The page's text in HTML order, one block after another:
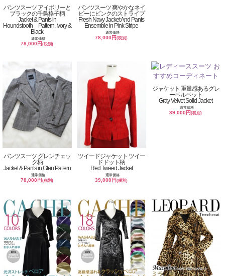
パンツスーツ アイボリーと
ブラックの千鳥格子柄
Jacket & Pants in
Houndstooth Pattern, Ivory &
Black
通常価格
78,000円(税別)
パンツスーツ 爽やかなネイ
ビーにピンクのストライプ
Fresh Navy Jacket And Pants
Ensemble in Pink Stripe
通常価格
78,000円(税別)
パンツスーツ グレンチェッ
ク柄
Jacket & Pants in Glen Pattern
通常価格
78,000円(税別)
ツイードジャケット ツイー
ドドット柄
Red Tweed Jacket
通常価格
39,000円(税別)
ジャケット 重量感あるグレ
ーベルベット
Gray Velvet Solid Jacket
通常価格
39,000円(税別)